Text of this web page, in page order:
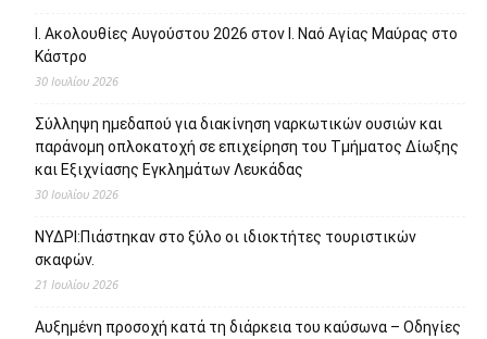
Ι. Ακολουθίες Αυγούστου 2026 στον Ι. Ναό Αγίας Μαύρας στο
Κάστρο
30 Ιουλίου 2026
Σύλληψη ημεδαπού για διακίνηση ναρκωτικών ουσιών και
παράνομη οπλοκατοχή σε επιχείρηση του Τμήματος Δίωξης
και Εξιχνίασης Εγκλημάτων Λευκάδας
30 Ιουλίου 2026
ΝΥΔΡΙ:Πιάστηκαν στο ξύλο οι ιδιοκτήτες τουριστικών
σκαφών.
21 Ιουλίου 2026
Αυξημένη προσοχή κατά τη διάρκεια του καύσωνα – Οδηγίες